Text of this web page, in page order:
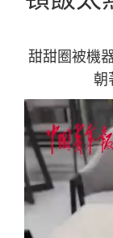
甜甜圈被機
朝